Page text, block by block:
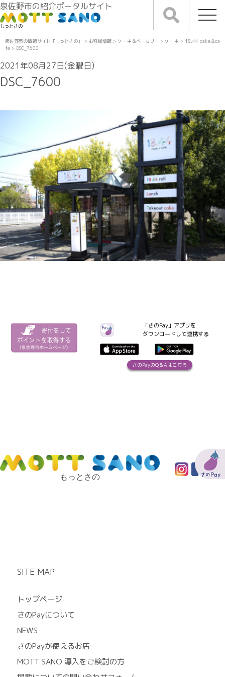
泉佐野市の紹介ポータルサイト
もっとさの
泉佐野市の情報サイト「もっとさの」 > お客様情報 >ケーキ＆ベーカリー >ケーキ > 18.44 cake＆ca
fe > DSC_7600
2021年08月27日(金曜日)
DSC_7600
「さのPay」アプリを
ダウンロードして連携する
さのPayのQ＆Aはこちら
もっとさの
SITE MAP
トップページ
さのPayについて
NEWS
さのPayが使えるお店
MOTT SANO 導入をご検討の方